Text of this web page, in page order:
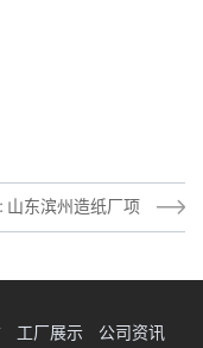
山东滨州造纸厂项
工厂展示
公司资讯